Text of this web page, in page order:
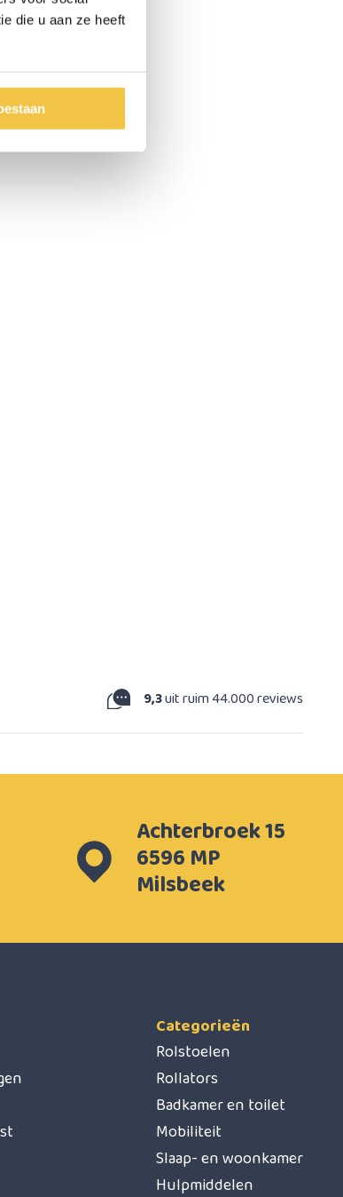
die u aan ze heeft
9,3uit ruim 44.000 reviews
Achterbroek 15
6596 MP
Milsbeek
Categorieën
Rolstoelen
Rollators
Badkamer en toilet
Mobiliteit
Slaap- en woonkamer
Hulpmiddelen